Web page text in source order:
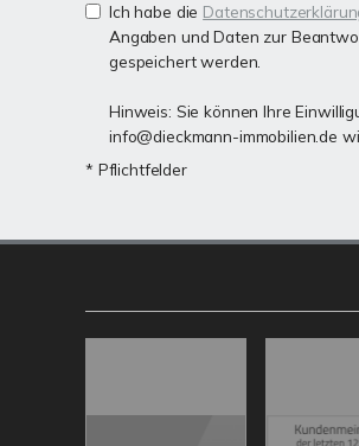
Ich habe die
Angaben und Daten zur
gespeichert werden.
Hinweis: Sie können Ihre
info@dieckmann-immobilien.de
* Pflichtfelder